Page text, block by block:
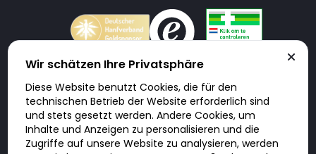
Doktorabc.com ist eine Vermittlungsplattform. Doktorabc ist ausdrücklich
keine Internetapotheke. Doktorabc bietet keine Medikamente oder
sonstige Produkte an oder liefert diese. Jegliche Informationen zu
Produkten, Medikamenten und Preisen auf der Internetseite beinhalten
kein Angebot von Doktorabc an Sie. Für die Einhaltung der in Ihrem Land
geltenden Gesetze und sonstigen Rechtsvorschriften sind Sie als Nutzer
selbst verantwortlich. Die Nutzung unseres Services auf Doktorabc durch
Wir schätzen Ihre Privatsphäre
Diese Website benutzt Cookies, die für den
technischen Betrieb der Website erforderlich sind
und stets gesetzt werden. Andere Cookies, um
Inhalte und Anzeigen zu personalisieren und die
Zugriffe auf unsere Website zu analysieren, werden